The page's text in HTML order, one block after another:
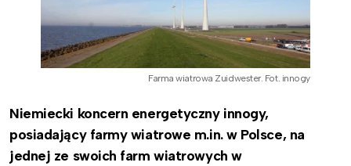
Farma wiatrowa Zuidwester. Fot. innogy
Niemiecki koncern energetyczny innogy,
posiadający farmy wiatrowe m.in. w Polsce, na
jednej ze swoich farm wiatrowych w